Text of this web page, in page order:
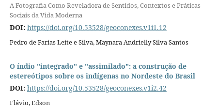
A Fotografia Como Reveladora de Sentidos, Contextos e Práticas
Sociais da Vida Moderna
DOI: https://doi.org/10.53528/geoconexes.v1i1.12
Pedro de Farias Leite e Silva, Maynara Andrielly Silva Santos
O índio "integrado" e "assimilado": a construção de
estereótipos sobre os indígenas no Nordeste do Brasil
DOI: https://doi.org/10.53528/geoconexes.v1i2.42
Flávio, Edson